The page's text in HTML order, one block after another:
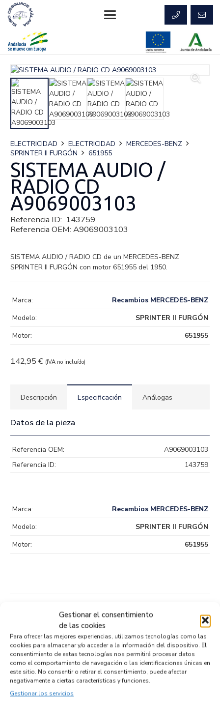
Gestionar el consentimiento
de las cookies
Para ofrecer las mejores experiencias, utilizamos tecnologías como las
cookies para almacenar y/o acceder a la información del dispositivo. El
consentimiento de estas tecnologías nos permitirá procesar datos
como el comportamiento de navegación o las identificaciones únicas en
este sitio. No consentir o retirar el consentimiento, puede afectar
negativamente a ciertas características y funciones.
Gestionar los servicios
ELECTRICIDAD ELECTRICIDAD
MERCEDES-BENZ
SPRINTER II FURGÓN
651955
SISTEMA AUDIO /
RADIO CD
A9069003103
Referencia ID: 143759
Referencia OEM: A9069003103
SISTEMA AUDIO / RADIO CD de un MERCEDES-BENZ
SPRINTER II FURGÓN con motor 651955 del 1950.
142,95 € (IVA no incluído)
Marca:
Recambios MERCEDES-BENZ
Modelo:
SPRINTER II FURGÓN
Motor:
651955
Descripción Especificación Análogas
Datos de la pieza
Referencia OEM:
A9069003103
Referencia ID:
143759
Marca:
Recambios MERCEDES-BENZ
Modelo:
SPRINTER II FURGÓN
Motor:
651955
Productos relacionados
CENTRALITA AIRBAG 0285011849
Recambios MERCEDES-BENZ SPRINTER II FURGÓN
651955
Referencia ID: 141832
Referencia OEM: 0285011849
52,95€ (IVA no incluído)